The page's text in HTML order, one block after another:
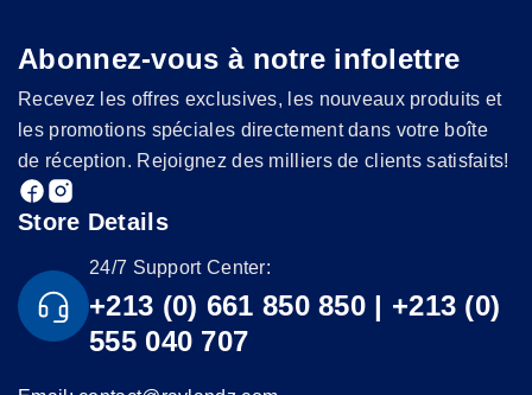
Abonnez-vous à notre infolettre
Recevez les offres exclusives, les nouveaux produits et
les promotions spéciales directement dans votre boîte
de réception. Rejoignez des milliers de clients satisfaits!
Store Details
24/7 Support Center:
+213 (0) 661 850 850 | +213 (0)
555 040 707